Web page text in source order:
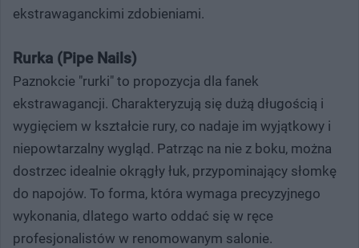
ekstrawaganckimi zdobieniami.
Rurka (Pipe Nails)
Paznokcie "rurki" to propozycja dla fanek
ekstrawagancji. Charakteryzują się dużą długością i
wygięciem w kształcie rury, co nadaje im wyjątkowy i
niepowtarzalny wygląd. Patrząc na nie z boku, można
dostrzec idealnie okrągły łuk, przypominający słomkę
do napojów. To forma, która wymaga precyzyjnego
wykonania, dlatego warto oddać się w ręce
profesjonalistów w renomowanym salonie.